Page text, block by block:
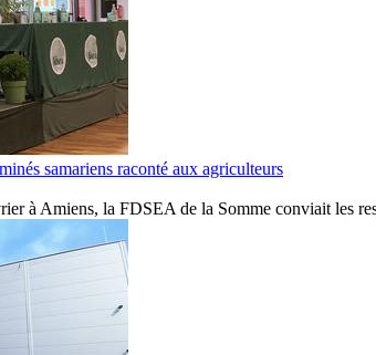
samariens raconté aux agriculteurs
à Amiens, la FDSEA de la Somme conviait les